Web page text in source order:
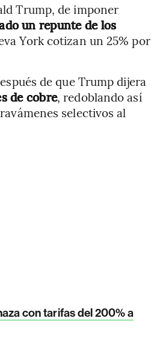
Trump, de imponer
un repunte de los
York cotizan un 25% por
de que Trump dijera
de cobre, redoblando así
selectivos al
con tarifas del 200% a